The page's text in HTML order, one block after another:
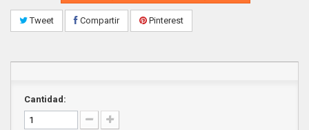
Tweet Compartir Pinterest
Cantidad: